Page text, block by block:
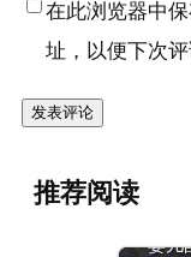
在此浏览器中
址，以便下次评
推荐阅读
『婴儿